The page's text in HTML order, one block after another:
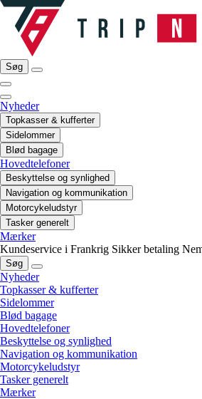
Søg
Nyheder
Topkasser & kufferter
Sidelommer
Blød bagage
Hovedtelefoner
Beskyttelse og synlighed
Navigation og kommunikation
Motorcykeludstyr
Tasker generelt
Mærker
Kundeservice i Frankrig Sikker betaling
Søg
Nyheder
Topkasser & kufferter
Sidelommer
Blød bagage
Hovedtelefoner
Beskyttelse og synlighed
Navigation og kommunikation
Motorcykeludstyr
Tasker generelt
Mærker